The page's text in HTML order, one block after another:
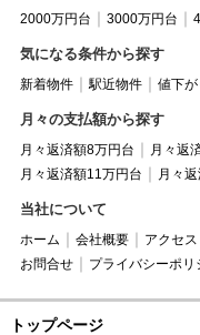
2000万円台 3000万円台
気になる条件から探す
新着物件 駅近物件 値下
月々の支払額から探す
月々返済額8万円台 月々返
月々返済額11万円台
月々
当社について
ホーム 会社概要 アクセス
お問合せ
プライバシーポリ
トップページ